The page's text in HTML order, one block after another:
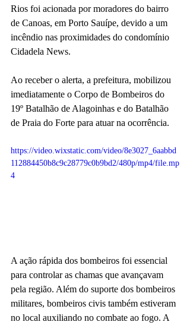
Rios foi acionada por moradores do bairro
de Canoas, em Porto Sauípe, devido a um
incêndio nas proximidades do condomínio
Cidadela News.
Ao receber o alerta, a prefeitura, mobilizou
imediatamente o Corpo de Bombeiros do
19º Batalhão de Alagoinhas e do Batalhão
de Praia do Forte para atuar na ocorrência.
https://video.wixstatic.com/video/8e3027_6aabbd
112884450b8c9c28779c0b9bd2/480p/mp4/file.mp
4
A ação rápida dos bombeiros foi essencial
para controlar as chamas que avançavam
pela região. Além do suporte dos bombeiros
militares, bombeiros civis também estiveram
no local auxiliando no combate ao fogo. A